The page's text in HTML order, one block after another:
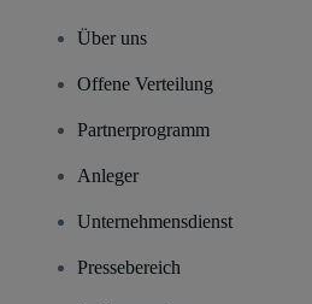
Über uns
Offene Verteilung
Partnerprogramm
Anleger
Unternehmensdienst
Pressebereich